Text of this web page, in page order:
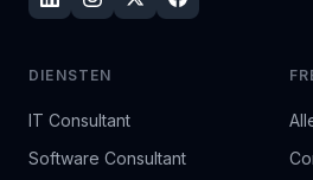
DIENSTEN
IT Consultant
Software Consultant